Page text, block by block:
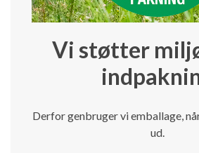
Vi støtter
Derfor genbruger vi emballage,
ud.